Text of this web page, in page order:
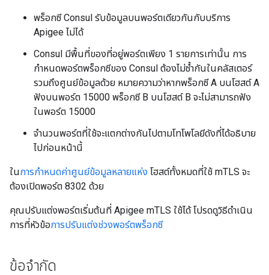
พร็อกซี Consul รับข้อมูลบนพอร์ตเดียวกันกับบริการ
Apigee ไม่ได้
Consul มีพื้นที่ของที่อยู่พอร์ตเพียง 1 รายการเท่านั้น การ
กำหนดพอร์ตพร็อกซีของ Consul ต้องไม่ซ้ำกันในคลัสเตอร์
รวมถึงศูนย์ข้อมูลด้วย หมายความว่าหากพร็อกซี A บนโฮสต์ A
ฟังบนพอร์ต 15000 พร็อกซี B บนโฮสต์ B จะไม่สามารถฟัง
ในพอร์ต 15000
จำนวนพอร์ตที่ใช้จะแตกต่างกันไปตามโทโพโลยีดังที่ได้อธิบาย
ไปก่อนหน้านี้
ในการกำหนดค่าศูนย์ข้อมูลหลายแห่ง โฮสต์ทั้งหมดที่ใช้ mTLS จะ
ต้องเปิดพอร์ต 8302 ด้วย
คุณปรับแต่งพอร์ตเริ่มต้นที่ Apigee mTLS ใช้ได้ โปรดดูวิธีดำเนิน
การที่หัวข้อการปรับแต่งช่วงพอร์ตพร็อกซี
ข้อจำกัด